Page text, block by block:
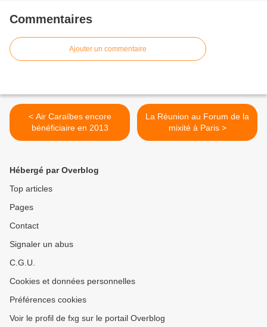
Commentaires
Ajouter un commentaire
< Air Caraïbes encore
bénéficiaire en 2013
La Réunion au Forum de la
mixité à Paris >
Hébergé par Overblog
Top articles
Pages
Contact
Signaler un abus
C.G.U.
Cookies et données personnelles
Préférences cookies
Voir le profil de fxg sur le portail Overblog